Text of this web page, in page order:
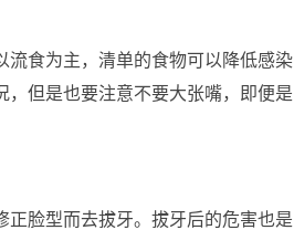
流食为主，清单的食物可以降低感染
但是也要注意不要大张嘴，即便是
正脸型而去拔牙。拔牙后的危害也是